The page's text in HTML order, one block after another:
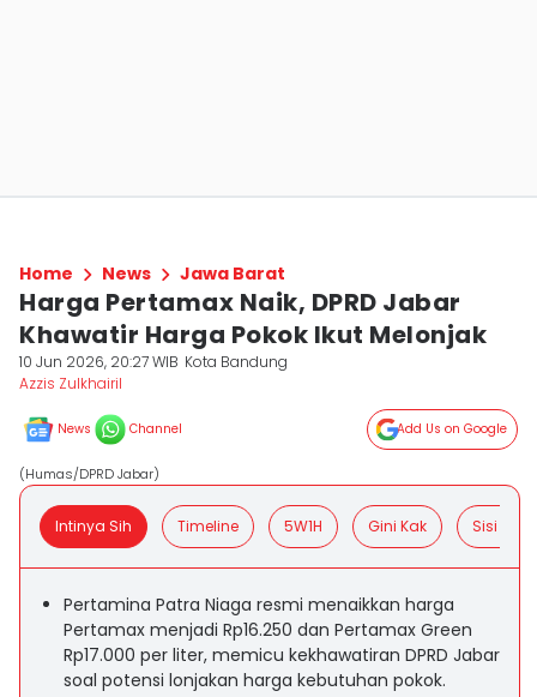
Home News Jawa Barat
Harga Pertamax Naik, DPRD Jabar
Khawatir Harga Pokok Ikut Melonjak
10 Jun 2026, 20:27 WIB Kota Bandung
Azzis Zulkhairil
News Channel Add Us on Google
(Humas/DPRD Jabar)
Intinya Sih Timeline 5W1H Gini Kak Sisi
Pertamina Patra Niaga resmi menaikkan harga
Pertamax menjadi Rp16.250 dan Pertamax Green
Rp17.000 per liter, memicu kekhawatiran DPRD Jabar
soal potensi lonjakan harga kebutuhan pokok.